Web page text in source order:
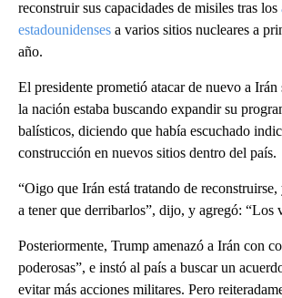
reconstruir sus capacidades de misiles tras los
estadounidenses a varios sitios nucleares a
año.
El presidente prometió atacar de nuevo a Irán
la nación estaba buscando expandir su
balísticos, diciendo que había escuchado
construcción en nuevos sitios dentro del país.
“Oigo que Irán está tratando de reconstruirse,
a tener que derribarlos”, dijo, y agregó: “Los
Posteriormente, Trump amenazó a Irán con
poderosas”, e instó al país a buscar un
evitar más acciones militares. Pero